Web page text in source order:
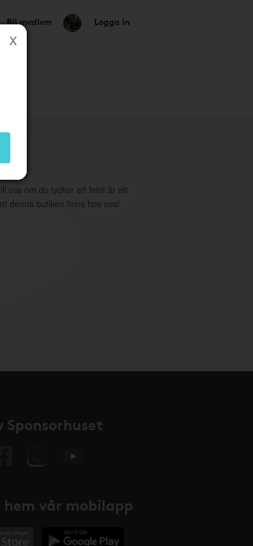
Bli medlem Logga in
oss om du tycker att felet är ett
denna butiken finns hos oss!
Sponsorhuset
hem vår mobilapp